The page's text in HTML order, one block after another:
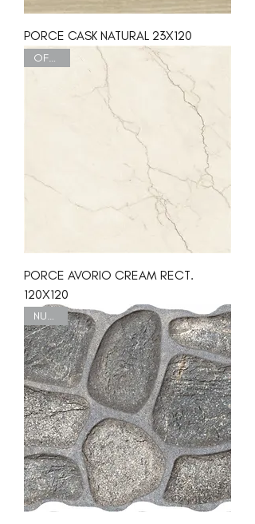
PORCE CASK NATURAL 23X120
OFERTA
PORCE AVORIO CREAM RECT.
120X120
NUEVO